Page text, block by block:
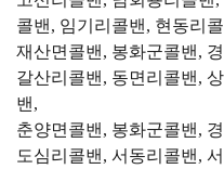
콜밴, 임기리콜밴, 현동리
재산면콜밴, 봉화군콜밴,
갈산리콜밴, 동면리콜밴,
밴,
춘양면콜밴, 봉화군콜밴,
도심리콜밴, 서동리콜밴,